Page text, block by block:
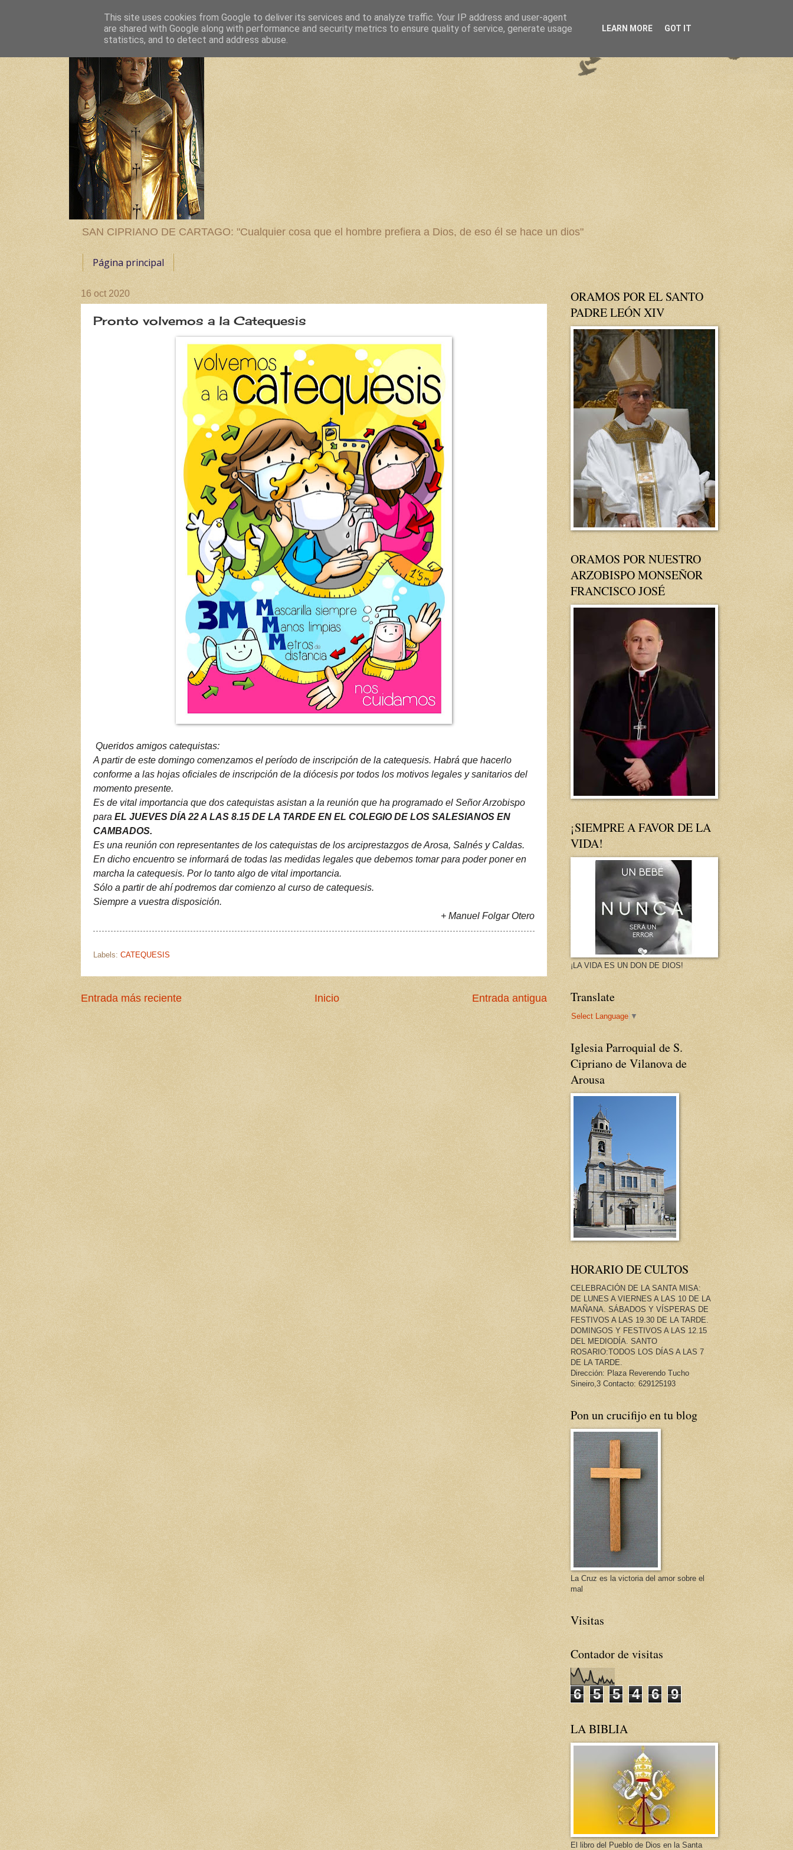
SAN CIPRIANO DE CARTAGO: "Cualquier cosa que el hombre prefiera a Dios, de eso él se hace un dios"
Página principal
16 oct 2020
Pronto volvemos a la Catequesis
Queridos amigos catequistas:
A partir de este domingo comenzamos el período de inscripción de la catequesis. Habrá que hacerlo
conforme a las hojas oficiales de inscripción de la diócesis por todos los motivos legales y sanitarios del
momento presente.
Es de vital importancia que dos catequistas asistan a la reunión que ha programado el Señor Arzobispo
para EL JUEVES DÍA 22 A LAS 8.15 DE LA TARDE EN EL COLEGIO DE LOS SALESIANOS EN
CAMBADOS.
Es una reunión con representantes de los catequistas de los arciprestazgos de Arosa, Salnés y Caldas.
En dicho encuentro se informará de todas las medidas legales que debemos tomar para poder poner en
marcha la catequesis. Por lo tanto algo de vital importancia.
Sólo a partir de ahí podremos dar comienzo al curso de catequesis.
Siempre a vuestra disposición.
+ Manuel Folgar Otero
Labels: CATEQUESIS
Entrada más reciente Entrada antigua
Inicio
ORAMOS POR EL SANTO
PADRE LEÓN XIV
ORAMOS POR NUESTRO
ARZOBISPO MONSEÑOR
FRANCISCO JOSÉ
¡SIEMPRE A FAVOR DE LA
VIDA!
¡LA VIDA ES UN DON DE DIOS!
Translate
Select Language ▼
Iglesia Parroquial de S.
Cipriano de Vilanova de
Arousa
HORARIO DE CULTOS
CELEBRACIÓN DE LA SANTA MISA:
DE LUNES A VIERNES A LAS 10 DE LA
MAÑANA. SÁBADOS Y VÍSPERAS DE
FESTIVOS A LAS 19.30 DE LA TARDE.
DOMINGOS Y FESTIVOS A LAS 12.15
DEL MEDIODÍA. SANTO
ROSARIO:TODOS LOS DÍAS A LAS 7
DE LA TARDE.
Dirección: Plaza Reverendo Tucho
Sineiro,3 Contacto: 629125193
Pon un crucifijo en tu blog
La Cruz es la victoria del amor sobre el
mal
Visitas
Contador de visitas
6 5 5 4 6 9
LA BIBLIA
El libro del Pueblo de Dios en la Santa
This site uses cookies from Google to deliver its services and to analyze traffic. Your IP address and user-agent
are shared with Google along with performance and security metrics to ensure quality of service, generate usage
statistics, and to detect and address abuse.
LEARN MORE GOT IT